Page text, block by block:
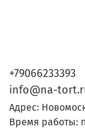
+79066233393
info@na-
Адрес:
Время работы: